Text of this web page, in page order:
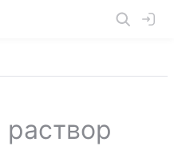
раствор